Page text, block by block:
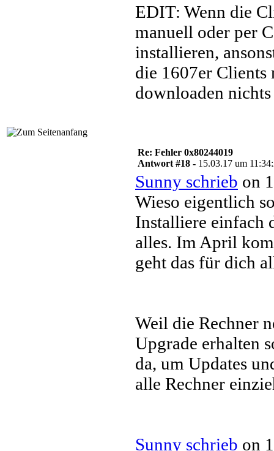
EDIT: Wenn die
manuell oder per
installieren,
die 1607er Clients
downloaden
Re: Fehler 0x80244019
Antwort #18 - 15.03.17 um
Sunny schrieb on
Wieso eigentlich
Installiere einfach
alles. Im April
geht das für dich
Weil die Rechner
Upgrade erhalten
da, um Updates
alle Rechner
Sunny schrieb on